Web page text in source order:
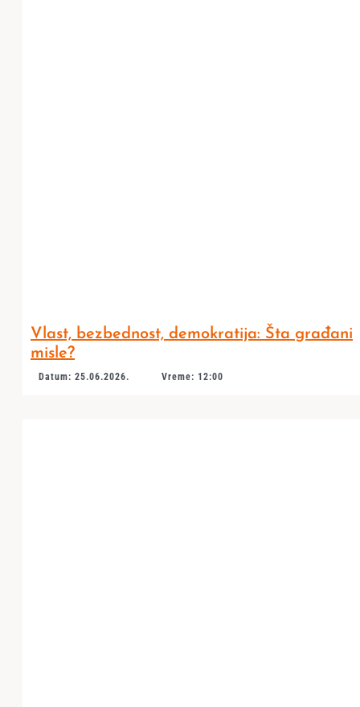
Vlast, bezbednost, demokratija: Šta građani
misle?
Datum: 25.06.2026. Vreme: 12:00